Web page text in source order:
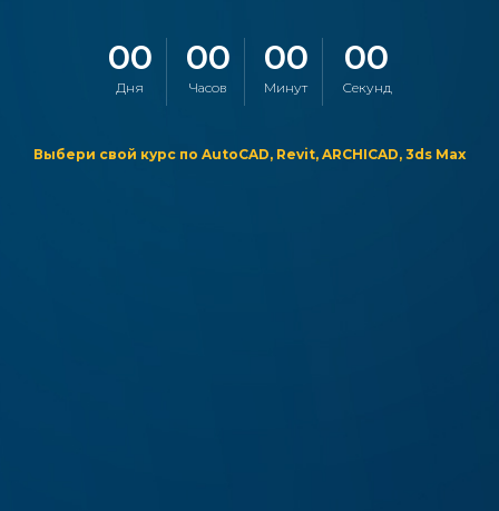
00
Дня
00
Часов
00
Минут
00
Секунд
Выбери свой курс по AutoCAD, Revit, ARCHICAD, 3ds Max